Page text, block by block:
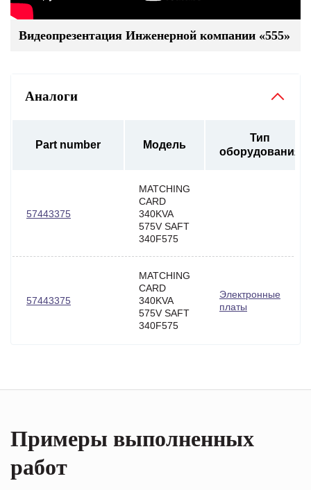
Видеопрезентация Инженерной компании «555»
Аналоги
Part number Модель
Тип
оборудования
57443375
MATCHING
CARD
340KVA
575V SAFT
340F575
57443375
MATCHING
CARD
340KVA
575V SAFT
340F575
Электронные
платы
Примеры выполненных
работ